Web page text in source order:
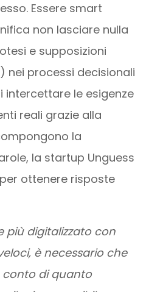
Essere smart
non lasciare nulla
e supposizioni
nei processi decisionali
intercettare le esigenze
reali grazie alla
la
la startup Unguess
ottenere risposte
più digitalizzato con
è necessario che
conto di quanto